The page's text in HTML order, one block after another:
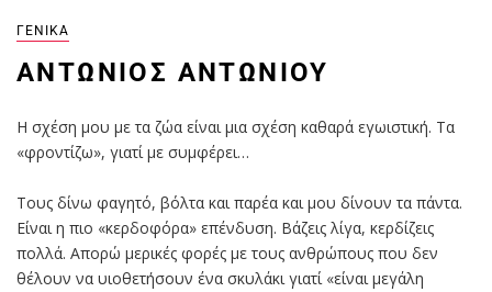
ΓΕΝΙΚΆ
ΑΝΤΏΝΙΟΣ ΑΝΤΩΝΊΟΥ
Η σχέση μου με τα ζώα είναι μια σχέση καθαρά εγωιστική. Τα
«φροντίζω», γιατί με συμφέρει…
Τους δίνω φαγητό, βόλτα και παρέα και μου δίνουν τα πάντα.
Είναι η πιο «κερδοφόρα» επένδυση. Βάζεις λίγα, κερδίζεις
πολλά. Απορώ μερικές φορές με τους ανθρώπους που δεν
θέλουν να υιοθετήσουν ένα σκυλάκι γιατί «είναι μεγάλη